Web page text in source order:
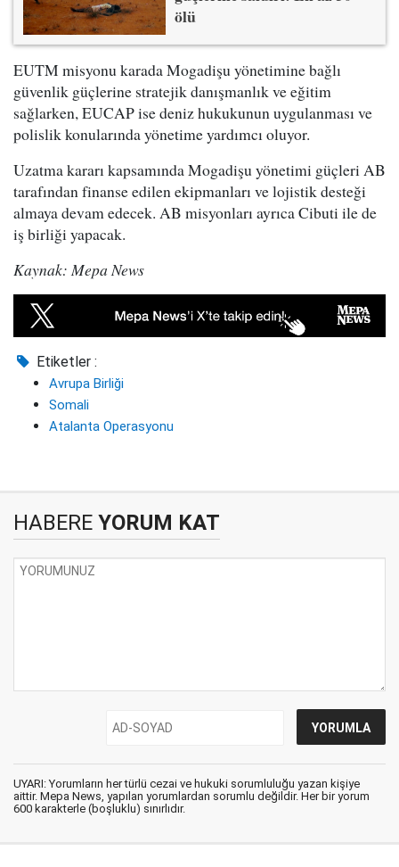
ölü
EUTM misyonu karada Mogadişu yönetimine bağlı
güvenlik güçlerine stratejik danışmanlık ve eğitim
sağlarken, EUCAP ise deniz hukukunun uygulanması ve
polislik konularında yönetime yardımcı oluyor.
Uzatma kararı kapsamında Mogadişu yönetimi güçleri AB
tarafından finanse edilen ekipmanları ve lojistik desteği
almaya devam edecek. AB misyonları ayrıca Cibuti ile de
iş birliği yapacak.
Kaynak: Mepa News
Etiketler :
Avrupa Birliği
Somali
Atalanta Operasyonu
HABERE YORUM KAT
UYARI: Yorumların her türlü cezai ve hukuki sorumluluğu yazan kişiye
aittir. Mepa News, yapılan yorumlardan sorumlu değildir. Her bir yorum
600 karakterle (boşluklu) sınırlıdır.